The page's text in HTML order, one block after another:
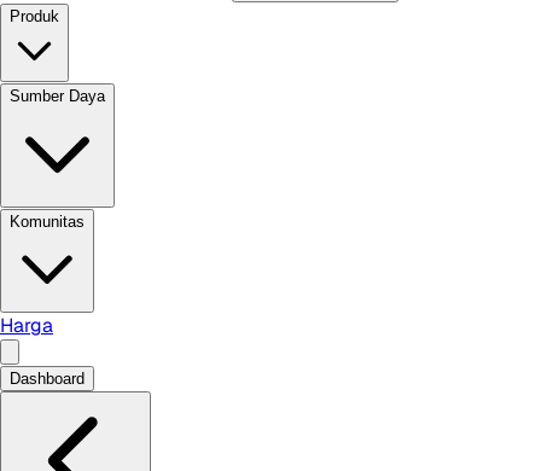
Produk
Sumber Daya
Komunitas
Harga
Dashboard